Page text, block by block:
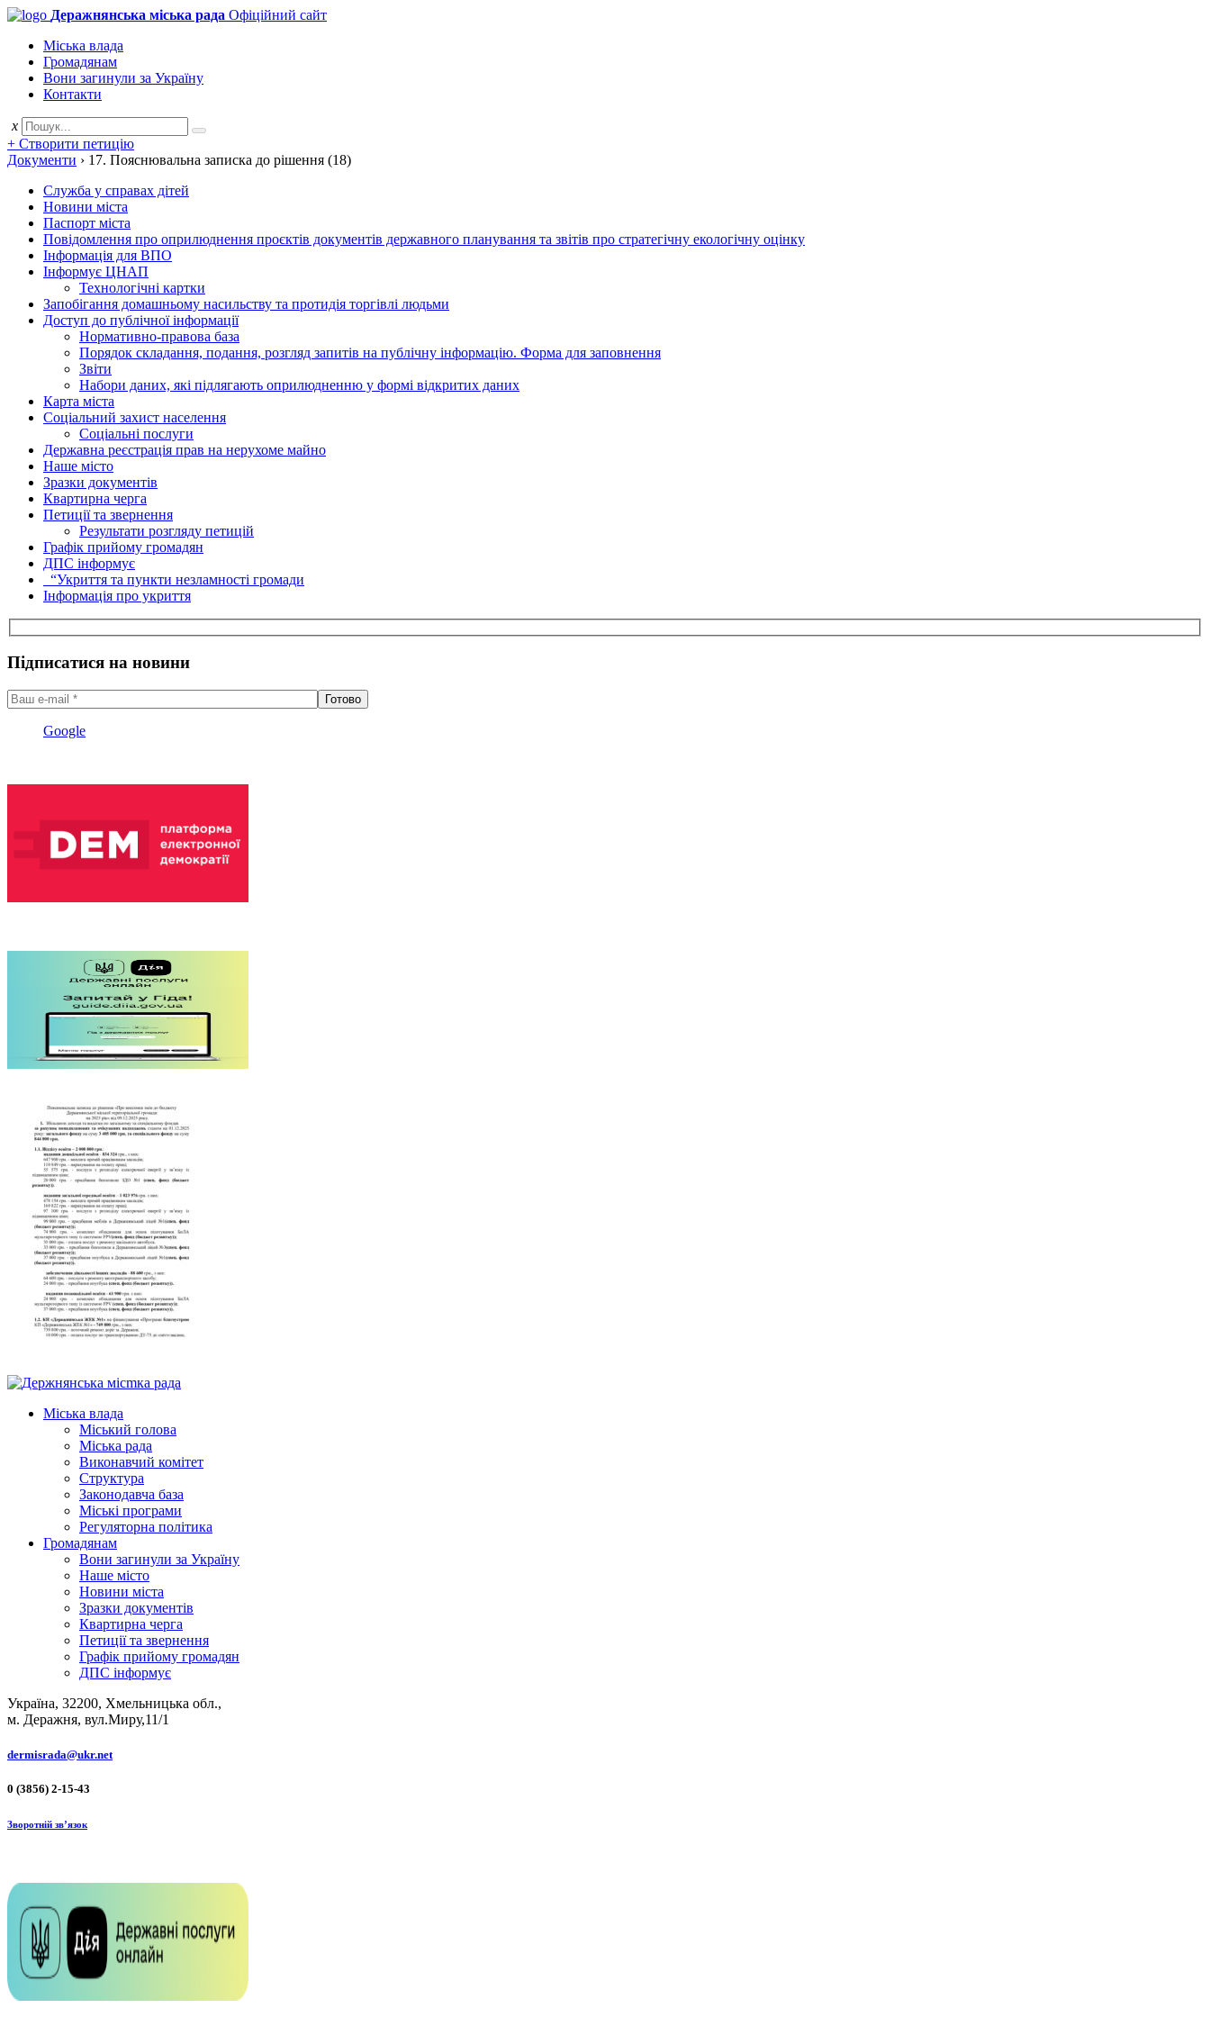
Деражнянська міська рада Офіційний сайт
Міська влада
Громадянам
Вони загинули за Україну
Контакти
x
+ Створити петицію
Документи › 17. Пояснювальна записка до рішення (18)
Служба у справах дітей
Новини міста
Паспорт міста
Повідомлення про оприлюднення проєктів документів державного планування та звітів про стратегічну екологічну оцінку
Інформація для ВПО
Інформує ЦНАП
Технологічні картки
Запобігання домашньому насильству та протидія торгівлі людьми
Доступ до публічної інформації
Нормативно-правова база
Порядок складання, подання, розгляд запитів на публічну інформацію. Форма для заповнення
Звіти
Набори даних, які підлягають оприлюдненню у формі відкритих даних
Карта міста
Соціальний захист населення
Соціальні послуги
Державна реєстрація прав на нерухоме майно
Наше місто
Зразки документів
Квартирна черга
Петиції та звернення
Результати розгляду петицій
Графік прийому громадян
ДПС інформує
“Укриття та пункти незламності громади
Інформація про укриття
Підписатися на новини
Google
Міська влада
Міський голова
Міська рада
Виконавчий комітет
Структура
Законодавча база
Міські програми
Регуляторна політика
Громадянам
Вони загинули за Україну
Наше місто
Новини міста
Зразки документів
Квартирна черга
Петиції та звернення
Графік прийому громадян
ДПС інформує
Україна, 32200, Хмельницька обл.,
м. Деражня, вул.Миру,11/1
dermisrada@ukr.net
0 (3856) 2-15-43
Зворотній зв’язок